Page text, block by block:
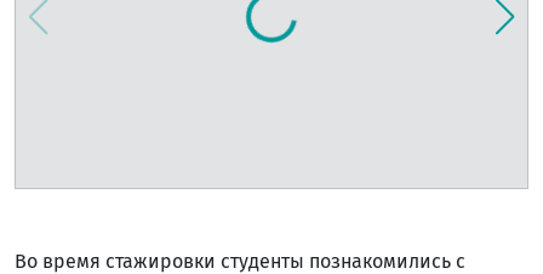
Во время стажировки студенты познакомились с